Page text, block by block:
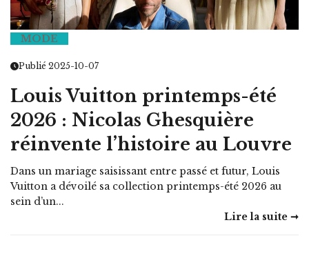
MODE
Publié 2025-10-07
Louis Vuitton printemps-été
2026 : Nicolas Ghesquière
réinvente l’histoire au Louvre
Dans un mariage saisissant entre passé et futur, Louis
Vuitton a dévoilé sa collection printemps-été 2026 au
sein d’un...
Lire la suite ➞